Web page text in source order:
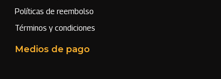
Políticas de reembolso
Términos y condiciones
Medios de pago